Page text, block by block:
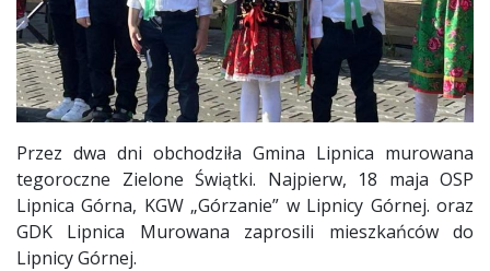
Przez dwa dni obchodziła Gmina Lipnica murowana
tegoroczne Zielone Świątki. Najpierw, 18 maja OSP
Lipnica Górna, KGW „Górzanie” w Lipnicy Górnej. oraz
GDK Lipnica Murowana zaprosili mieszkańców do
Lipnicy Górnej.